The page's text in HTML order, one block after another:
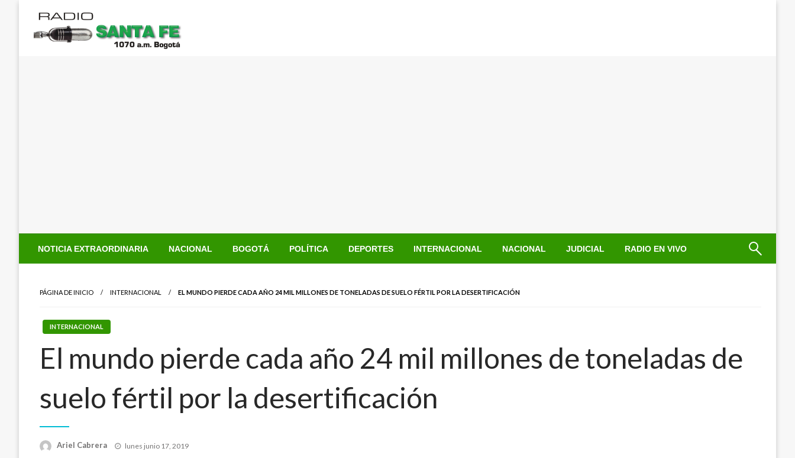
contenido
NOTICIA EXTRAORDINARIA NACIONAL BOGOTÁ POLÍTICA DEPORTES INTERNACIONAL NACIONAL JUDICIAL RADIO EN VIVO
PÁGINA DE INICIO INTERNACIONAL EL MUNDO PIERDE CADA AÑO 24 MIL MILLONES DE TONELADAS DE SUELO FÉRTIL POR LA DESERTIFICACIÓN
INTERNACIONAL
El mundo pierde cada año 24 mil millones de toneladas de
suelo fértil por la desertificación
Ariel Cabrera
Publicado
lunes junio 17, 2019